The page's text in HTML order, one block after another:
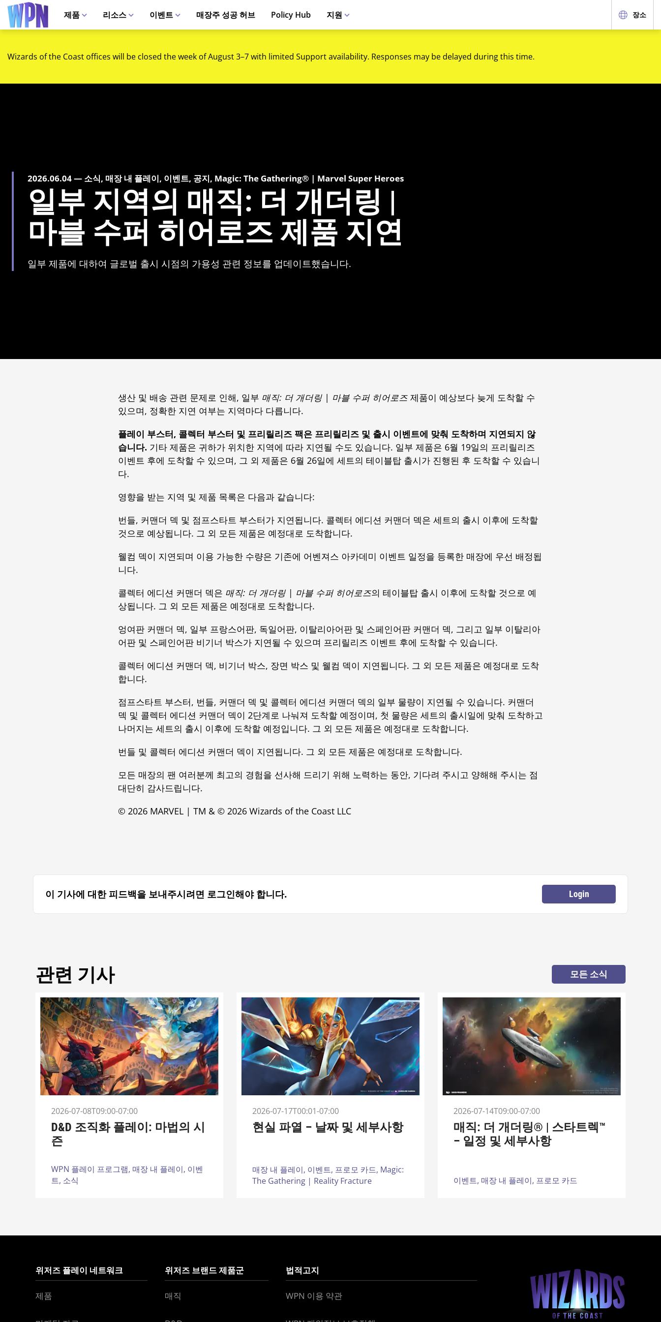
제품 리소스 이벤트 매장주 성공 허브 Policy Hub 지원 장소
Wizards of the Coast offices will be closed the week of August 3–7 with limited Support availability. Responses may be delayed during this time.
2026.06.04 — 소식, 매장 내 플레이, 이벤트, 공지, Magic: The Gathering® | Marvel Super Heroes
일부 지역의 매직: 더 개더링 |
마블 수퍼 히어로즈 제품 지연
일부 제품에 대하여 글로벌 출시 시점의 가용성 관련 정보를 업데이트했습니다.
생산 및 배송 관련 문제로 인해, 일부 매직: 더 개더링 | 마블 수퍼 히어로즈 제품이 예상보다 늦게 도착할 수
있으며, 정확한 지연 여부는 지역마다 다릅니다.
플레이 부스터, 콜렉터 부스터 및 프리릴리즈 팩은 프리릴리즈 및 출시 이벤트에 맞춰 도착하며 지연되지 않
습니다. 기타 제품은 귀하가 위치한 지역에 따라 지연될 수도 있습니다. 일부 제품은 6월 19일의 프리릴리즈
이벤트 후에 도착할 수 있으며, 그 외 제품은 6월 26일에 세트의 테이블탑 출시가 진행된 후 도착할 수 있습니
다.
영향을 받는 지역 및 제품 목록은 다음과 같습니다:
번들, 커맨더 덱 및 점프스타트 부스터가 지연됩니다. 콜렉터 에디션 커맨더 덱은 세트의 출시 이후에 도착할
것으로 예상됩니다. 그 외 모든 제품은 예정대로 도착합니다.
웰컴 덱이 지연되며 이용 가능한 수량은 기존에 어벤져스 아카데미 이벤트 일정을 등록한 매장에 우선 배정됩
니다.
콜렉터 에디션 커맨더 덱은 매직: 더 개더링 | 마블 수퍼 히어로즈의 테이블탑 출시 이후에 도착할 것으로 예
상됩니다. 그 외 모든 제품은 예정대로 도착합니다.
엉여판 커맨더 덱, 일부 프랑스어판, 독일어판, 이탈리아어판 및 스페인어판 커맨더 덱, 그리고 일부 이탈리아
어판 및 스페인어판 비기너 박스가 지연될 수 있으며 프리릴리즈 이벤트 후에 도착할 수 있습니다.
콜렉터 에디션 커맨더 덱, 비기너 박스, 장면 박스 및 웰컴 덱이 지연됩니다. 그 외 모든 제품은 예정대로 도착
합니다.
점프스타트 부스터, 번들, 커맨더 덱 및 콜렉터 에디션 커맨더 덱의 일부 물량이 지연될 수 있습니다. 커맨더
덱 및 콜렉터 에디션 커맨더 덱이 2단계로 나눠져 도착할 예정이며, 첫 물량은 세트의 출시일에 맞춰 도착하고
나머지는 세트의 출시 이후에 도착할 예정입니다. 그 외 모든 제품은 예정대로 도착합니다.
번들 및 콜렉터 에디션 커맨더 덱이 지연됩니다. 그 외 모든 제품은 예정대로 도착합니다.
모든 매장의 팬 여러분께 최고의 경험을 선사해 드리기 위해 노력하는 동안, 기다려 주시고 양해해 주시는 점
대단히 감사드립니다.
© 2026 MARVEL | TM & © 2026 Wizards of the Coast LLC
이 기사에 대한 피드백을 보내주시려면 로그인해야 합니다. Login
관련 기사 모든 소식
2026-07-08T09:00-07:00
D&D 조직화 플레이: 마법의 시
즌
WPN 플레이 프로그램, 매장 내 플레이, 이벤
트, 소식
2026-07-17T00:01-07:00
현실 파열 – 날짜 및 세부사항
매장 내 플레이, 이벤트, 프로모 카드, Magic:
The Gathering | Reality Fracture
2026-07-14T09:00-07:00
매직: 더 개더링® | 스타트렉™
– 일정 및 세부사항
이벤트, 매장 내 플레이, 프로모 카드
위저즈 플레이 네트워크
제품
위저즈 브랜드 제품군
매직
법적고지
WPN 이용 약관